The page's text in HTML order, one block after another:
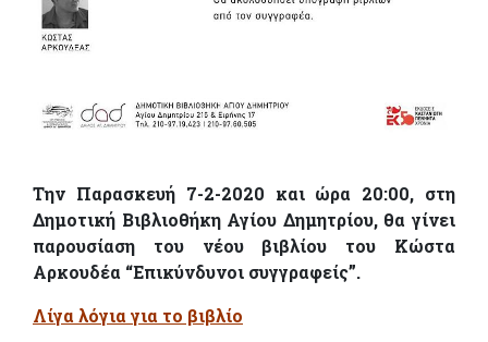
Την Παρασκευή 7-2-2020 και ώρα 20:00, στη
Δημοτική Βιβλιοθήκη Αγίου Δημητρίου, θα γίνει
παρουσίαση του νέου βιβλίου του Κώστα
Αρκουδέα “Επικύνδυνοι συγγραφείς”.
Λίγα λόγια για το βιβλίο